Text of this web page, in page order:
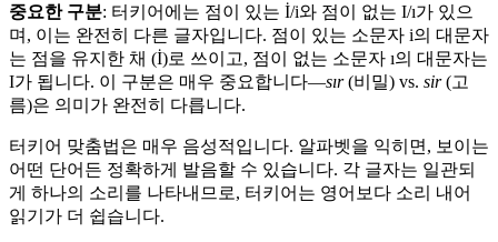
중요한 구분: 터키어에는 점이 있는 İ/i와 점이 없는 I/ı가 있으
며, 이는 완전히 다른 글자입니다. 점이 있는 소문자 i의 대문자
는 점을 유지한 채 (İ)로 쓰이고, 점이 없는 소문자 ı의 대문자는
I가 됩니다. 이 구분은 매우 중요합니다—sır(비밀) vs. sir(고
름)은 의미가 완전히 다릅니다.
터키어 맞춤법은 매우 음성적입니다. 알파벳을 익히면, 보이는
어떤 단어든 정확하게 발음할 수 있습니다. 각 글자는 일관되
게 하나의 소리를 나타내므로, 터키어는 영어보다 소리 내어
읽기가 더 쉽습니다.